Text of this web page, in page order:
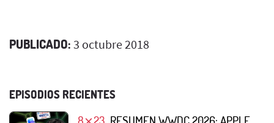
PUBLICADO: 3 octubre 2018
EPISODIOS RECIENTES